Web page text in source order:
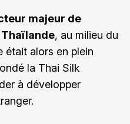
majeur de
, au milieu du
était alors en plein
la Thai Silk
à développer